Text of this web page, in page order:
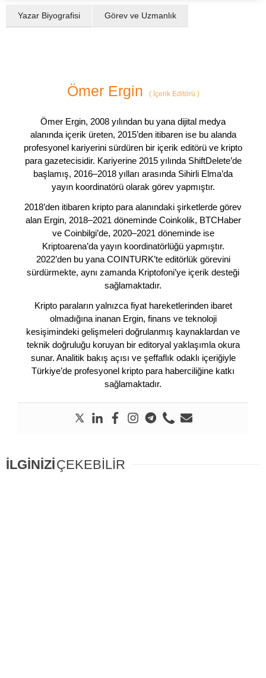
Yazar Biyografisi Görev ve Uzmanlık
Ömer Ergin (İçerik Editörü )
Ömer Ergin, 2008 yılından bu yana dijital medya
alanında içerik üreten, 2015’den itibaren ise bu alanda
profesyonel kariyerini sürdüren bir içerik editörü ve kripto
para gazetecisidir. Kariyerine 2015 yılında ShiftDelete’de
başlamış, 2016–2018 yılları arasında Sihirli Elma’da
yayın koordinatörü olarak görev yapmıştır.
2018’den itibaren kripto para alanındaki şirketlerde görev
alan Ergin, 2018–2021 döneminde Coinkolik, BTCHaber
ve Coinbilgi’de, 2020–2021 döneminde ise
Kriptoarena’da yayın koordinatörlüğü yapmıştır.
2022’den bu yana COINTURK’te editörlük görevini
sürdürmekte, aynı zamanda Kriptofoni’ye içerik desteği
sağlamaktadır.
Kripto paraların yalnızca fiyat hareketlerinden ibaret
olmadığına inanan Ergin, finans ve teknoloji
kesişimindeki gelişmeleri doğrulanmış kaynaklardan ve
teknik doğruluğu koruyan bir editoryal yaklaşımla okura
sunar. Analitik bakış açısı ve şeffaflık odaklı içeriğiyle
Türkiye’de profesyonel kripto para haberciliğine katkı
sağlamaktadır.
İLGİNİZİÇEKEBİLİR